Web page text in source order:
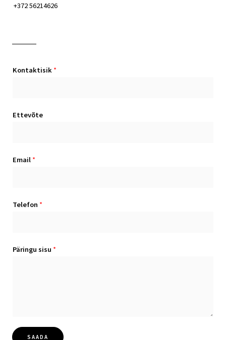
+372 56214626
Kontaktisik *
Ettevõte
Email *
Telefon *
Päringu sisu *
SAADA